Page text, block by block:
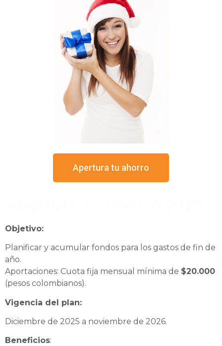
Apertura tu ahorro
Objetivo:
Planificar y acumular fondos para los gastos de fin de
año.
Aportaciones: Cuota fija mensual mínima de $20.000
(pesos colombianos).
Vigencia del plan:
Diciembre de 2025 a noviembre de 2026.
Beneficios: